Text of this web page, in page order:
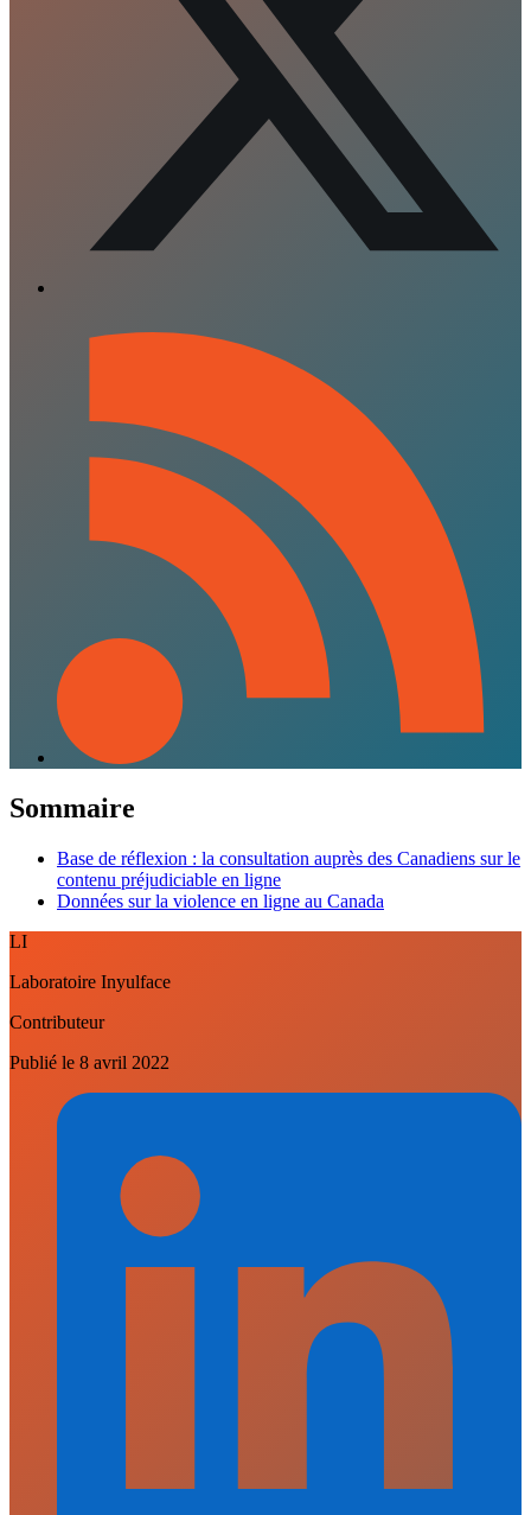
Sommaire
Base de réflexion : la consultation auprès des Canadiens sur le
contenu préjudiciable en ligne
Données sur la violence en ligne au Canada
LI
Laboratoire Inyulface
Contributeur
Publié le 8 avril 2022